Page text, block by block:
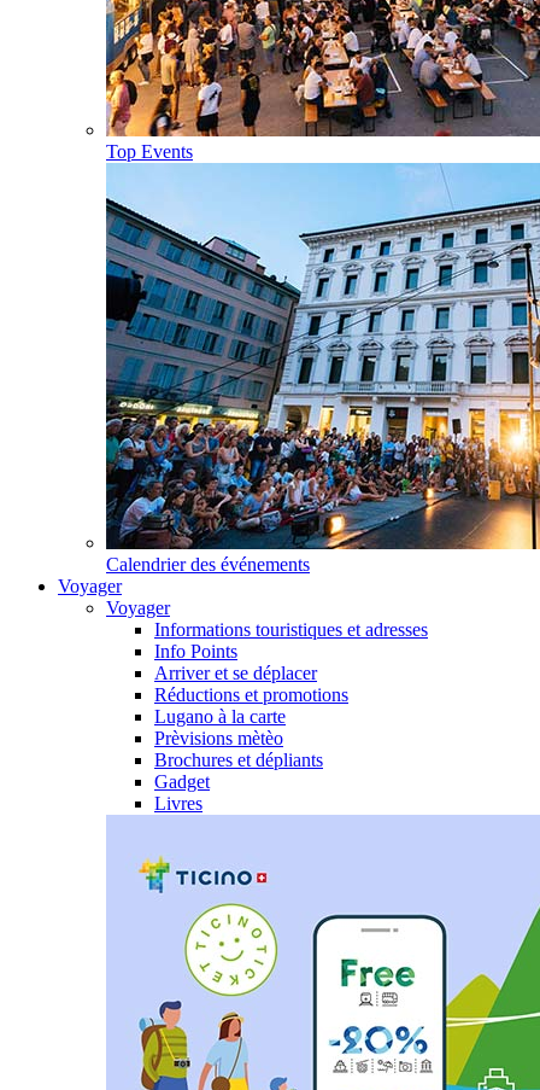
Top Events
Calendrier des événements
Voyager
Voyager
Informations touristiques et adresses
Info Points
Arriver et se déplacer
Réductions et promotions
Lugano à la carte
Prèvisions mètèo
Brochures et dépliants
Gadget
Livres